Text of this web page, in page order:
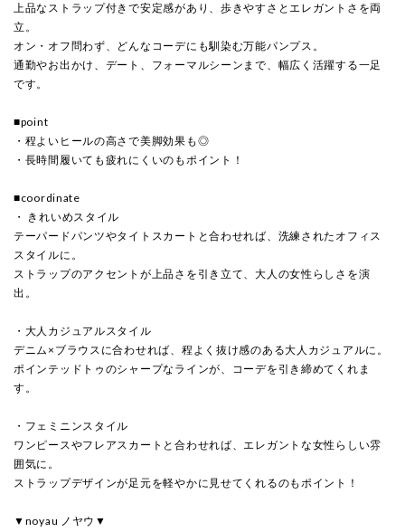
上品なストラップ付きで安定感があり、歩きやすさとエレガントさを両
立。
オン・オフ問わず、どんなコーデにも馴染む万能パンプス。
通勤やお出かけ、デート、フォーマルシーンまで、幅広く活躍する一足
です。
■point
・程よいヒールの高さで美脚効果も◎
・長時間履いても疲れにくいのもポイント！
■coordinate
・ きれいめスタイル
テーパードパンツやタイトスカートと合わせれば、洗練されたオフィス
スタイルに。
ストラップのアクセントが上品さを引き立て、大人の女性らしさを演
出。
・大人カジュアルスタイル
デニム×ブラウスに合わせれば、程よく抜け感のある大人カジュアルに。
ポインテッドトゥのシャープなラインが、コーデを引き締めてくれま
す。
・フェミニンスタイル
ワンピースやフレアスカートと合わせれば、エレガントな女性らしい雰
囲気に。
ストラップデザインが足元を軽やかに見せてくれるのもポイント！
▼noyau ノヤウ▼